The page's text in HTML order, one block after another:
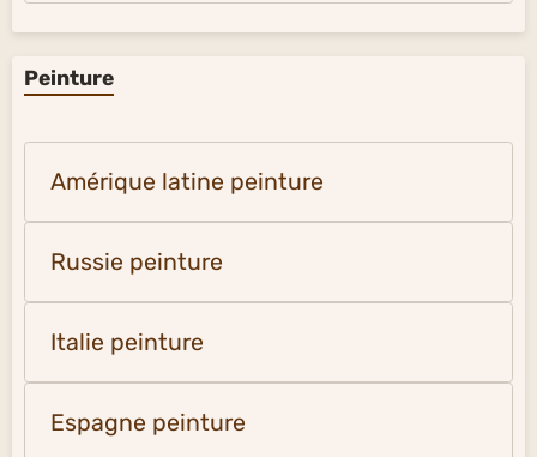
Peinture
Amérique latine peinture
Russie peinture
Italie peinture
Espagne peinture